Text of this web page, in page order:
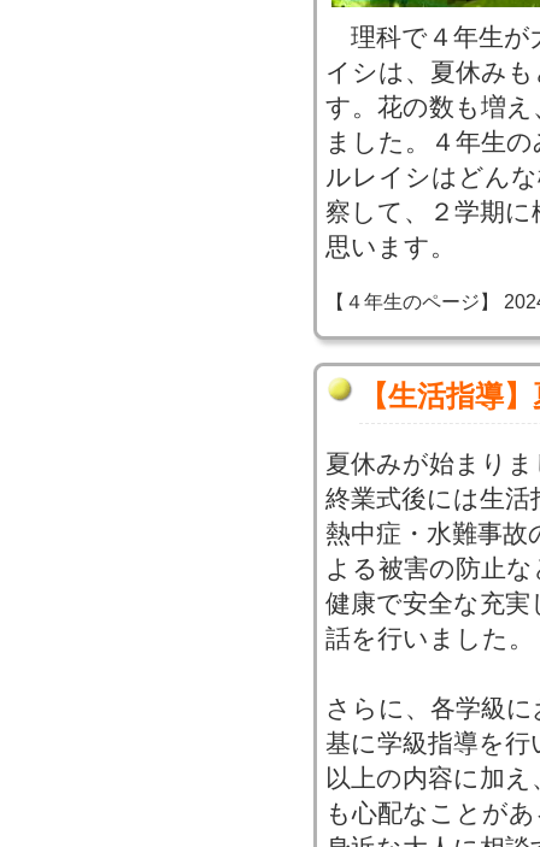
理科で４年生が
イシは、夏休み
す。花の数も増
ました。４年生
ルレイシはどん
察して、２学期
思います。
【４年生のページ】
【生活指導
夏休みが始まり
終業式後には生活
熱中症・水難事故
よる被害の防止な
健康で安全な充
話を行いました。
さらに、各学級
基に学級指導を行
以上の内容に加
も心配なことが